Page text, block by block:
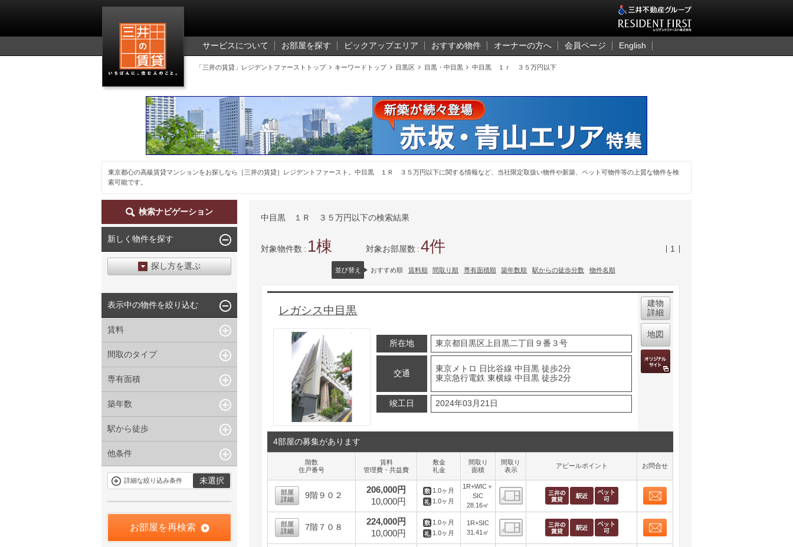
サービスについて お部屋を探す ピックアップエリア おすすめ物件 オーナーの方へ 会員ページ English
「三井の賃貸」レジデントファーストトップ  キーワードトップ  目黒区  目黒・中目黒  中目黒 １ｒ ３５万円以下
東京都心の高級賃貸マンションをお探しなら［三井の賃貸］レジデントファースト。中目黒 １Ｒ ３５万円以下に関する情報など、当社限定取扱い物件や新築、ペット可物件等の上質な物件を検
索可能です。
中目黒 １Ｒ ３５万円以下の検索結果
対象物件数 1 対象お部屋数 4 1
並び替え おすすめ順 賃料順 間取り順 専有面積順 築年数順 駅からの徒歩分数 物件名順
レガシス中目黒
所在地 東京都目黒区上目黒二丁目９番３号
交通
東京メトロ 日比谷線 中目黒 徒歩2分
東京急行電鉄 東横線 中目黒 徒歩2分
竣工日 2024年03月21日
建物
詳細
地図
4部屋の募集があります
階数
住戸番号
賃料
管理費・共益費
敷金
礼金
間取り
面積
間取り
表示
アピールポイント お問合せ
部屋
詳細
9階９０２
206,000円
10,000円
1.0ヶ月
1.0ヶ月
1R+WIC＋
SIC
28.16㎡
間取り表示
部屋
詳細
7階７０８
224,000円
10,000円
1.0ヶ月
1.0ヶ月
1R+SIC
31.41㎡
間取り表示
検索ナビゲーション
新しく物件を探す
探し方を選ぶ
区から探す
地図から探す
沿線から探す
表示中の物件を絞り込む
賃料
下限なし
礼金なし
敷金なし
礼金１ヶ月以下
フリーレント付き
間取のタイプ
1R〜1K
1DK〜1LDK
4LDK〜
専有面積
指定なし
築年数
指定なし
5年以内
15年以内
駅から徒歩
指定なし
10分以内
15分以内
他条件
駐車場有
当社限定物件
まない
件
申込無し物件
のみ表示
詳細な絞り込み条件 未選択
お部屋を再検索